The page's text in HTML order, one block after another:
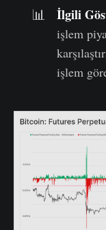
📊 İlgili
işlem
işlem